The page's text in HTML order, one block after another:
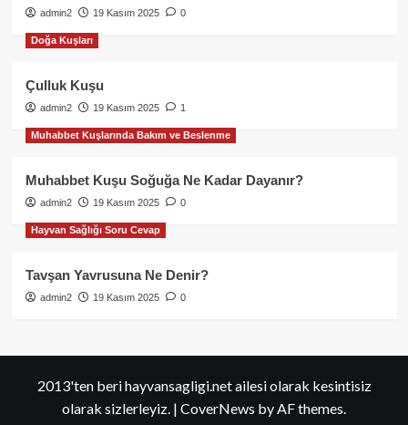
admin2 19 Kasım 2025 0
Doğa Kuşları
Çulluk Kuşu
admin2 19 Kasım 2025 1
Muhabbet Kuşlarında Bakım ve Beslenme
Muhabbet Kuşu Soğuğa Ne Kadar Dayanır?
admin2 19 Kasım 2025 0
Hayvan Sağlığı Soru Cevap
Tavşan Yavrusuna Ne Denir?
admin2 19 Kasım 2025 0
2013'ten beri hayvansagligi.net ailesi olarak kesintisiz
olarak sizlerleyiz. | CoverNews by AF themes.